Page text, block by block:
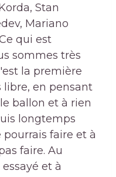
Stan
Mariano
qui est
sommes très
la première
libre, en pensant
ballon et à rien
longtemps
faire et à
faire. Au
et à